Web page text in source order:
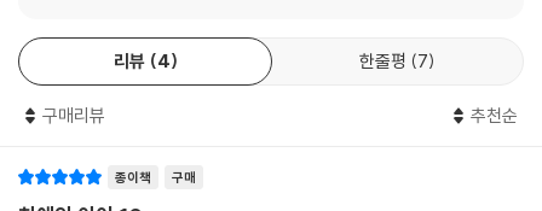
리뷰 4 한줄평 7
구매리뷰 추천순
종이책 구매